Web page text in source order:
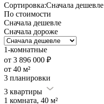
Сортировка:Сначала дешевле
По стоимости
Сначала дешевле
Сначала дороже
1-комнатные
от 3 896 000 ₽
от 40 м²
3 планировки
3 квартиры
1 комната, 40 м²